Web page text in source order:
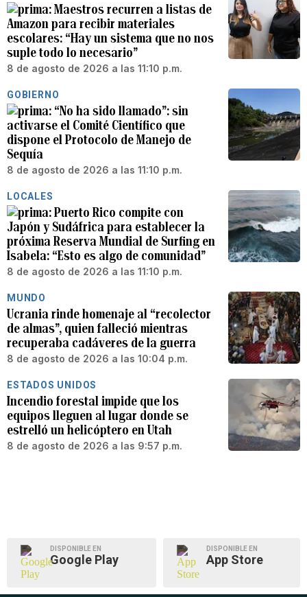
Maestros recurren a listas de
Amazon para recibir materiales
escolares: “Hay un sistema que no nos
suple todo lo necesario”
8 de agosto de 2026 a las 11:10 p.m.
GOBIERNO
“No ha sido llamado”: sin
activarse el Comité Científico que
dispone el Protocolo de Manejo de
Sequía
8 de agosto de 2026 a las 11:10 p.m.
LOCALES
Puerto Rico compite con
Japón y Sudáfrica para establecer la
próxima Reserva Mundial de Surfing en
Isabela: “Esto es algo de comunidad”
8 de agosto de 2026 a las 11:10 p.m.
MUNDO
Ucrania rinde homenaje al “recolector
de almas”, quien falleció mientras
recuperaba cadáveres de la guerra
8 de agosto de 2026 a las 10:04 p.m.
ESTADOS UNIDOS
Incendio forestal impide que los
equipos lleguen al lugar donde se
estrelló un helicóptero en Utah
8 de agosto de 2026 a las 9:57 p.m.
DISPONIBLE EN
Google Play
DISPONIBLE EN
App Store